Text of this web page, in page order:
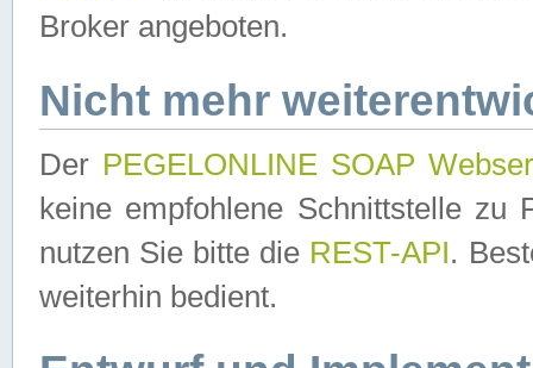
Broker angeboten.
Nicht mehr
Der PEGELONLINE SOAP
keine empfohlene Schnittstelle zu
nutzen Sie bitte die REST-API.
weiterhin bedient.